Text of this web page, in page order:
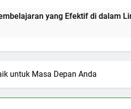
yang Efektif di dalam Lingkungan
untuk Masa Depan Anda